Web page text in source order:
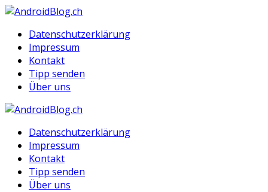
Menu
MenuDatenschutzerklärung
Impressum
Kontakt
Tipp senden
Über uns
Datenschutzerklärung
Impressum
Kontakt
Tipp senden
Über uns